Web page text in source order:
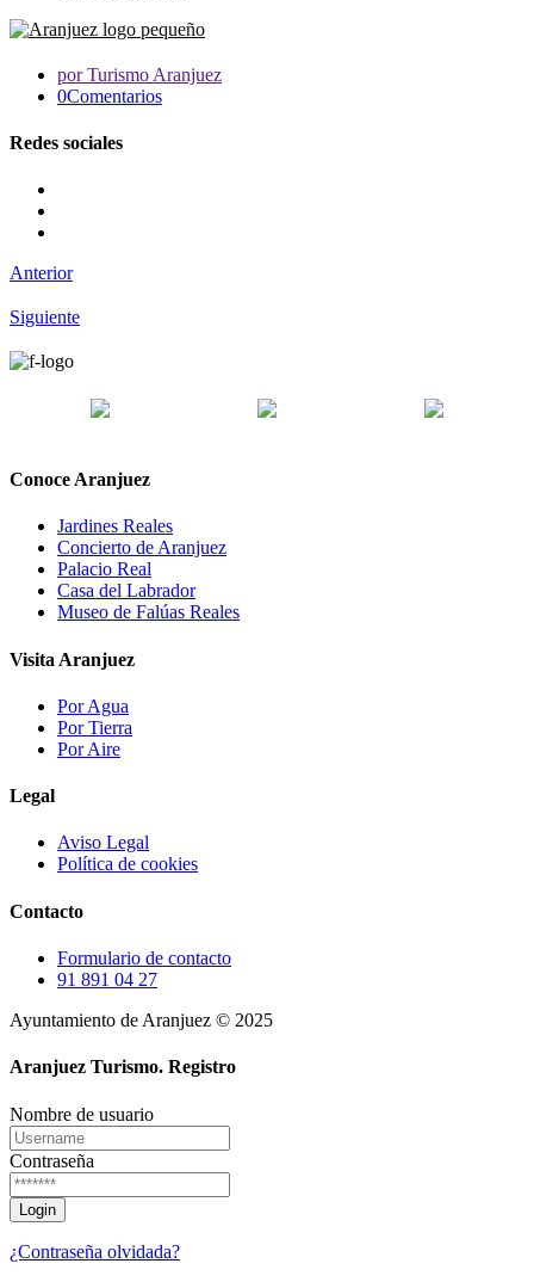
por Turismo Aranjuez
0Comentarios
Redes sociales
Anterior
Siguiente
Conoce Aranjuez
Jardines Reales
Concierto de Aranjuez
Palacio Real
Casa del Labrador
Museo de Falúas Reales
Visita Aranjuez
Por Agua
Por Tierra
Por Aire
Legal
Aviso Legal
Política de cookies
Contacto
Formulario de contacto
91 891 04 27
Ayuntamiento de Aranjuez © 2025
Aranjuez Turismo. Registro
Nombre de usuario
Contraseña
¿Contraseña olvidada?